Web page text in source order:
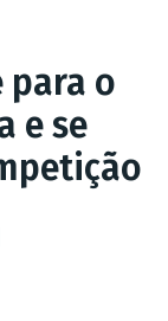
para o
e se